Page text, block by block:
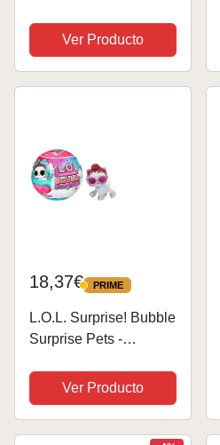
muñeca, escenas de
películas y Muchos
Otros Accesorios-Gran
Ver Producto
18,37€ PRIME
PRIME
L.O.L. Surprise! Bubble
Surprise Pets -
ALEATORIO -
Muñecas
coleccionables,
Ver Producto